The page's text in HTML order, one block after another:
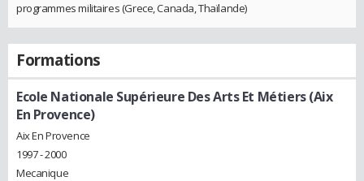
programmes militaires (Grece, Canada, Thaïlande)
Formations
Ecole Nationale Supérieure Des Arts Et Métiers (Aix
En Provence)
Aix En Provence
1997 - 2000
Mecanique